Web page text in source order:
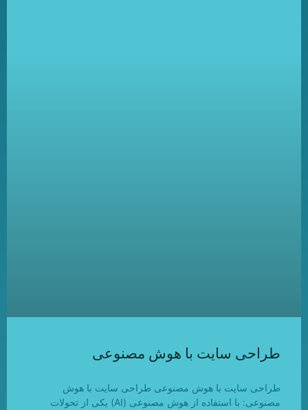
طراحی سایت با هوش مصنوعی
طراحی سایت با هوش مصنوعی طراحی سایت با هوش
مصنوعی: با استفاده از هوش مصنوعی (AI) یکی از تحولات